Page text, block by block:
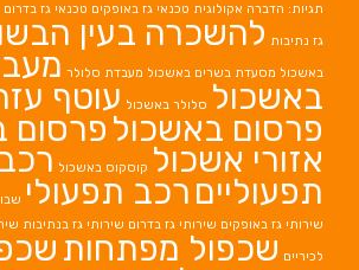
תגיות: הדברה אקולוגית טכנאי גז באופקים טכנאי גז בדרום
גז נתיבות להשכרה בעין
באשכול מסעדת בשרים באשכול מעבדת סלולר
באשכול סלולר באשכול עוטף
פרסום באשכול פרסום
אזורי אשכול קוסקוס באשכול
תפעוליים רכב תפעולי
שירותי גז באופקים שירותי גז בדרום שירותי גז בנתיבות
לכיריים שכפול מפתחות